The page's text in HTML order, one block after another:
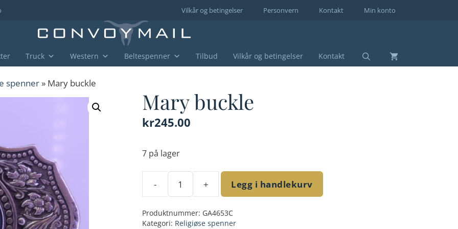
Min konto
Kontakt
Personvern
Vilkår og betingelser
Truck Western Beltespenner Tilbud Vilkår og betingelser Kontakt
spenner » Mary buckle
Mary buckle
kr245.00
7 på lager
-
antall
+ Legg i handlekurv
Produktnummer: GA4653C
Kategori: Religiøse spenner